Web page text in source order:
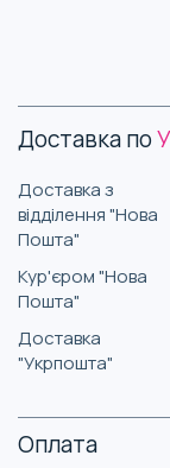
Доставка по
Доставка з
відділення "Нова
Пошта"
Кур'єром "Нова
Пошта"
Доставка
"Укрпошта"
Оплата